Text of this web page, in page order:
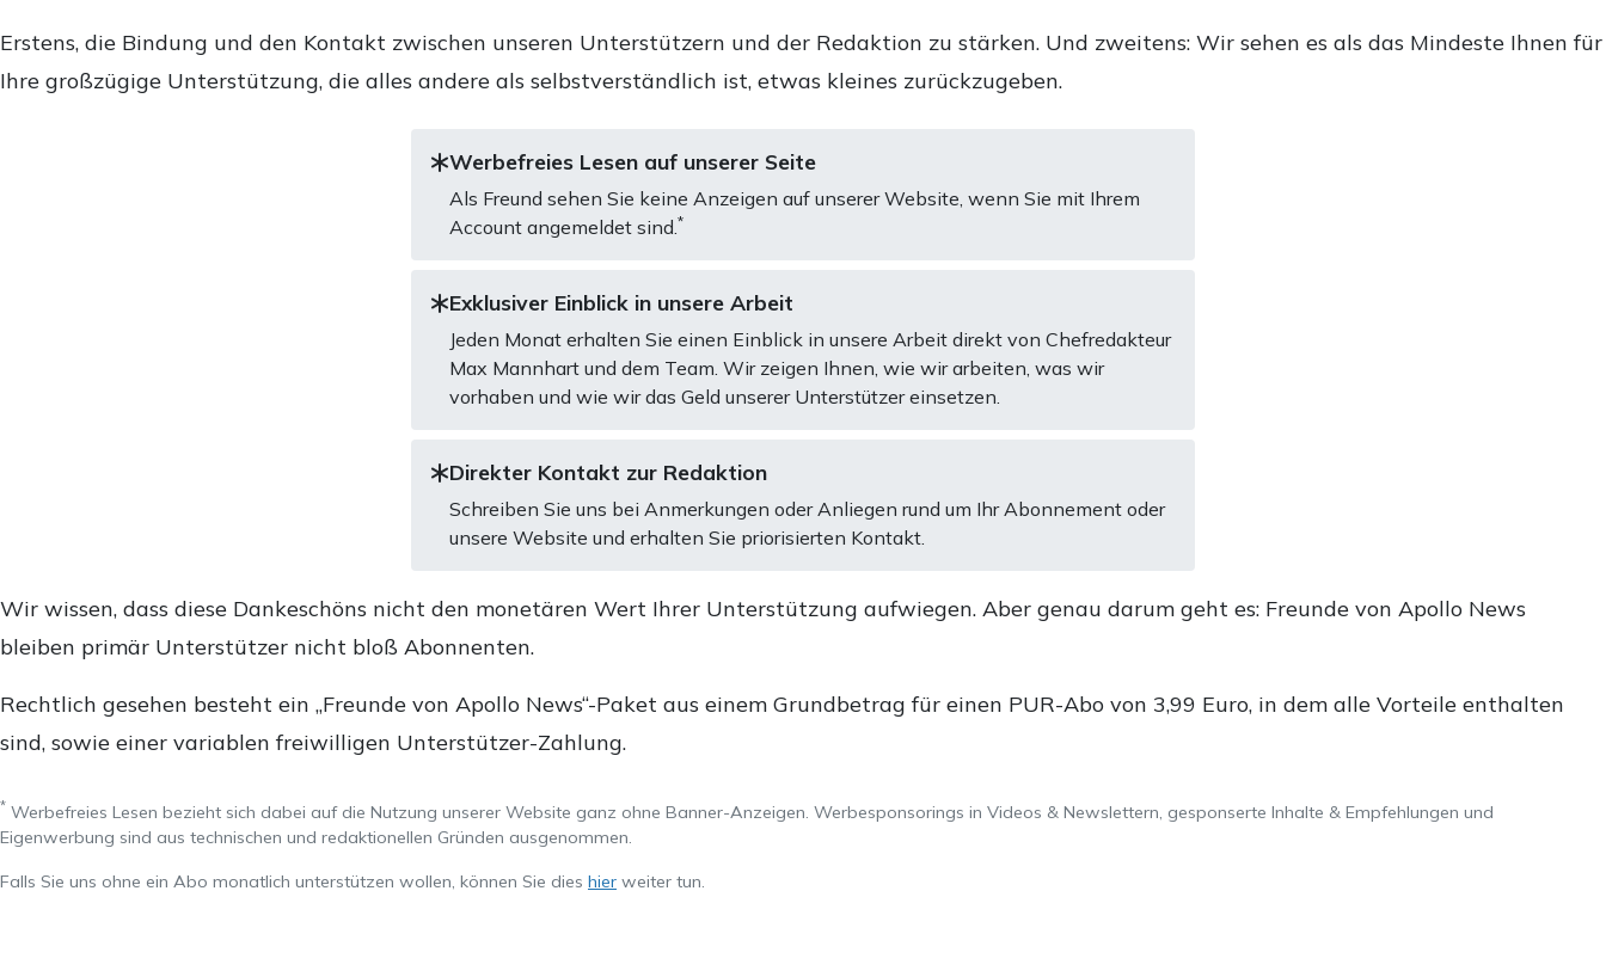
Erstens, die Bindung und den Kontakt zwischen unseren Unterstützern und der Redaktion zu stärken. Und zweitens: Wir sehen es als das Mindeste Ihnen für
Ihre großzügige Unterstützung, die alles andere als selbstverständlich ist, etwas kleines zurückzugeben.
Werbefreies Lesen auf unserer Seite
Als Freund sehen Sie keine Anzeigen auf unserer Website, wenn Sie mit Ihrem
Account angemeldet sind. *
Exklusiver Einblick in unsere Arbeit
Jeden Monat erhalten Sie einen Einblick in unsere Arbeit direkt von Chefredakteur
Max Mannhart und dem Team. Wir zeigen Ihnen, wie wir arbeiten, was wir
vorhaben und wie wir das Geld unserer Unterstützer einsetzen.
Direkter Kontakt zur Redaktion
Schreiben Sie uns bei Anmerkungen oder Anliegen rund um Ihr Abonnement oder
unsere Website und erhalten Sie priorisierten Kontakt.
Wir wissen, dass diese Dankeschöns nicht den monetären Wert Ihrer Unterstützung aufwiegen. Aber genau darum geht es: Freunde von Apollo News
bleiben primär Unterstützer nicht bloß Abonnenten.
Rechtlich gesehen besteht ein „Freunde von Apollo News“-Paket aus einem Grundbetrag für einen PUR-Abo von 3,99 Euro, in dem alle Vorteile enthalten
sind, sowie einer variablen freiwilligen Unterstützer-Zahlung.
* Werbefreies Lesen bezieht sich dabei auf die Nutzung unserer Website ganz ohne Banner-Anzeigen. Werbesponsorings in Videos & Newslettern, gesponserte Inhalte & Empfehlungen und
Eigenwerbung sind aus technischen und redaktionellen Gründen ausgenommen.
Falls Sie uns ohne ein Abo monatlich unterstützen wollen, können Sie dies hier weiter tun.